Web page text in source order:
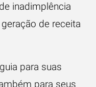
inadimplência
de receita
para suas
para seus